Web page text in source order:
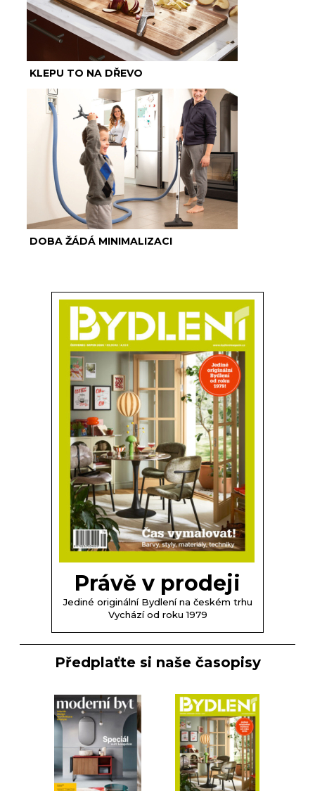
KLEPU TO NA DŘEVO
DOBA ŽÁDÁ MINIMALIZACI
Právě v prodeji
Jediné originální Bydlení na českém trhu
Vychází od roku 1979
Předplaťte si naše časopisy